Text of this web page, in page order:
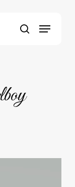
search
Menu